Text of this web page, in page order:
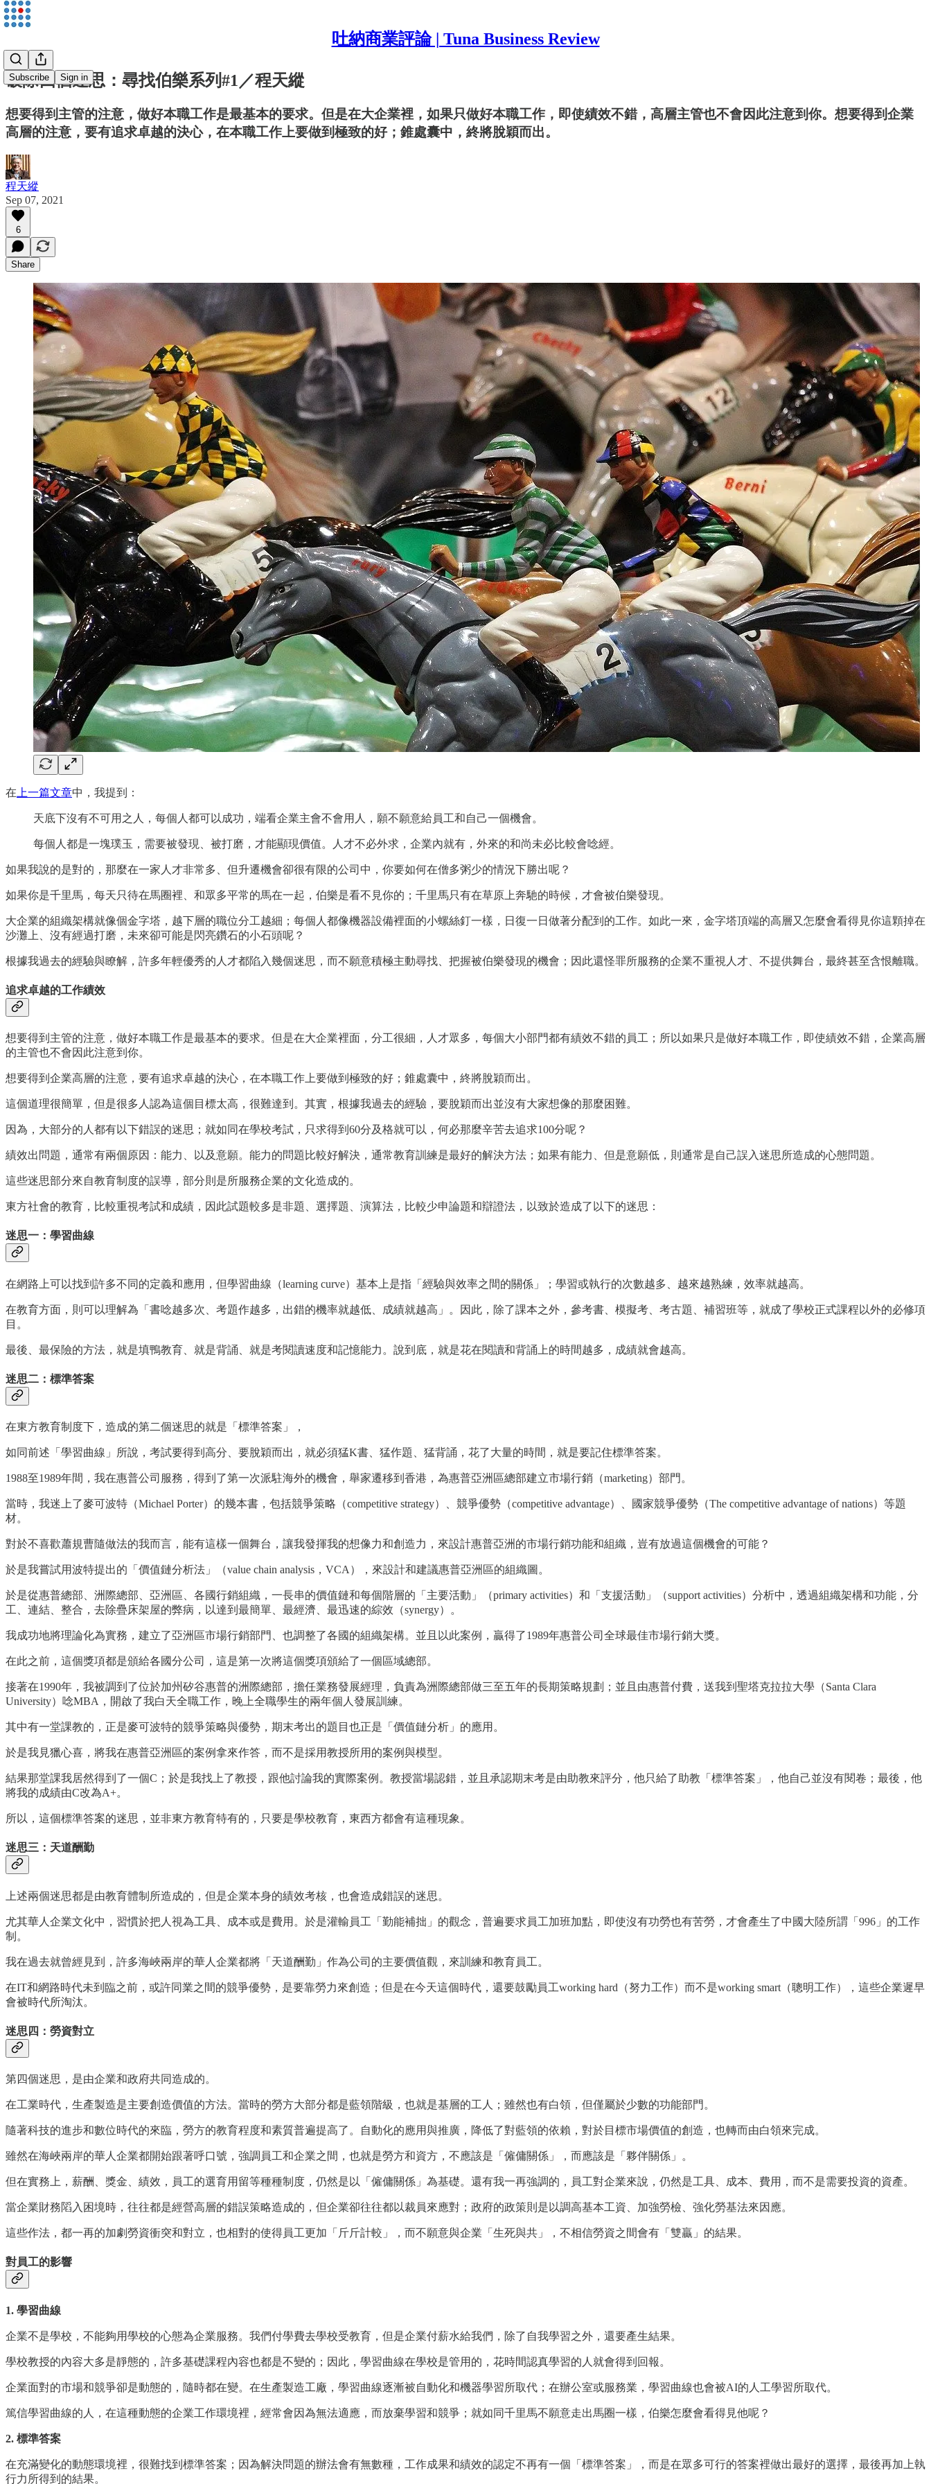
吐納商業評論 | Tuna Business Review
Subscribe Sign in
破除四個迷思：尋找伯樂系列#1／程天縱
想要得到主管的注意，做好本職工作是最基本的要求。但是在大企業裡，如果只做好本職工作，即使績效不錯，高層主管也不會因此注意到你。想要得到企業
高層的注意，要有追求卓越的決心，在本職工作上要做到極致的好；錐處囊中，終將脫穎而出。
程天縱
Sep 07, 2021
6
Share
在 上一篇文章中，我提到：
天底下沒有不可用之人，每個人都可以成功，端看企業主會不會用人，願不願意給員工和自己一個機會。
每個人都是一塊璞玉，需要被發現、被打磨，才能顯現價值。人才不必外求，企業內就有，外來的和尚未必比較會唸經。
如果我說的是對的，那麼在一家人才非常多、但升遷機會卻很有限的公司中，你要如何在僧多粥少的情況下勝出呢？
如果你是千里馬，每天只待在馬圈裡、和眾多平常的馬在一起，伯樂是看不見你的；千里馬只有在草原上奔馳的時候，才會被伯樂發現。
大企業的組織架構就像個金字塔，越下層的職位分工越細；每個人都像機器設備裡面的小螺絲釘一樣，日復一日做著分配到的工作。如此一來，金字塔頂端的高層又怎麼會看得見你這顆掉在
沙灘上、沒有經過打磨，未來卻可能是閃亮鑽石的小石頭呢？
根據我過去的經驗與瞭解，許多年輕優秀的人才都陷入幾個迷思，而不願意積極主動尋找、把握被伯樂發現的機會；因此還怪罪所服務的企業不重視人才、不提供舞台，最終甚至含恨離職。
追求卓越的工作績效
想要得到主管的注意，做好本職工作是最基本的要求。但是在大企業裡面，分工很細，人才眾多，每個大小部門都有績效不錯的員工；所以如果只是做好本職工作，即使績效不錯，企業高層
的主管也不會因此注意到你。
想要得到企業高層的注意，要有追求卓越的決心，在本職工作上要做到極致的好；錐處囊中，終將脫穎而出。
這個道理很簡單，但是很多人認為這個目標太高，很難達到。其實，根據我過去的經驗，要脫穎而出並沒有大家想像的那麼困難。
因為，大部分的人都有以下錯誤的迷思；就如同在學校考試，只求得到60分及格就可以，何必那麼辛苦去追求100分呢？
績效出問題，通常有兩個原因：能力、以及意願。能力的問題比較好解決，通常教育訓練是最好的解決方法；如果有能力、但是意願低，則通常是自己誤入迷思所造成的心態問題。
這些迷思部分來自教育制度的誤導，部分則是所服務企業的文化造成的。
東方社會的教育，比較重視考試和成績，因此試題較多是非題、選擇題、演算法，比較少申論題和辯證法，以致於造成了以下的迷思：
迷思一：學習曲線
在網路上可以找到許多不同的定義和應用，但學習曲線（learning curve）基本上是指「經驗與效率之間的關係」；學習或執行的次數越多、越來越熟練，效率就越高。
在教育方面，則可以理解為「書唸越多次、考題作越多，出錯的機率就越低、成績就越高」。因此，除了課本之外，參考書、模擬考、考古題、補習班等，就成了學校正式課程以外的必修項
目。
最後、最保險的方法，就是填鴨教育、就是背誦、就是考閱讀速度和記憶能力。說到底，就是花在閱讀和背誦上的時間越多，成績就會越高。
迷思二：標準答案
在東方教育制度下，造成的第二個迷思的就是「標準答案」，
如同前述「學習曲線」所說，考試要得到高分、要脫穎而出，就必須猛K書、猛作題、猛背誦，花了大量的時間，就是要記住標準答案。
1988至1989年間，我在惠普公司服務，得到了第一次派駐海外的機會，舉家遷移到香港，為惠普亞洲區總部建立市場行銷（marketing）部門。
當時，我迷上了麥可波特（Michael Porter）的幾本書，包括競爭策略（competitive strategy）、競爭優勢（competitive advantage）、國家競爭優勢（The competitive advantage of nations）等題
材。
對於不喜歡蕭規曹隨做法的我而言，能有這樣一個舞台，讓我發揮我的想像力和創造力，來設計惠普亞洲的市場行銷功能和組織，豈有放過這個機會的可能？
於是我嘗試用波特提出的「價值鏈分析法」（value chain analysis，VCA），來設計和建議惠普亞洲區的組織圖。
於是從惠普總部、洲際總部、亞洲區、各國行銷組織，一長串的價值鏈和每個階層的「主要活動」（primary activities）和「支援活動」（support activities）分析中，透過組織架構和功能，分
工、連結、整合，去除疊床架屋的弊病，以達到最簡單、最經濟、最迅速的綜效（synergy）。
我成功地將理論化為實務，建立了亞洲區市場行銷部門、也調整了各國的組織架構。並且以此案例，贏得了1989年惠普公司全球最佳市場行銷大獎。
在此之前，這個獎項都是頒給各國分公司，這是第一次將這個獎項頒給了一個區域總部。
接著在1990年，我被調到了位於加州矽谷惠普的洲際總部，擔任業務發展經理，負責為洲際總部做三至五年的長期策略規劃；並且由惠普付費，送我到聖塔克拉拉大學（Santa Clara
University）唸MBA，開啟了我白天全職工作，晚上全職學生的兩年個人發展訓練。
其中有一堂課教的，正是麥可波特的競爭策略與優勢，期末考出的題目也正是「價值鏈分析」的應用。
於是我見獵心喜，將我在惠普亞洲區的案例拿來作答，而不是採用教授所用的案例與模型。
結果那堂課我居然得到了一個C；於是我找上了教授，跟他討論我的實際案例。教授當場認錯，並且承認期末考是由助教來評分，他只給了助教「標準答案」，他自己並沒有閱卷；最後，他
將我的成績由C改為A+。
所以，這個標準答案的迷思，並非東方教育特有的，只要是學校教育，東西方都會有這種現象。
迷思三：天道酬勤
上述兩個迷思都是由教育體制所造成的，但是企業本身的績效考核，也會造成錯誤的迷思。
尤其華人企業文化中，習慣於把人視為工具、成本或是費用。於是灌輸員工「勤能補拙」的觀念，普遍要求員工加班加點，即使沒有功勞也有苦勞，才會產生了中國大陸所謂「996」的工作
制。
我在過去就曾經見到，許多海峽兩岸的華人企業都將「天道酬勤」作為公司的主要價值觀，來訓練和教育員工。
在IT和網路時代未到臨之前，或許同業之間的競爭優勢，是要靠勞力來創造；但是在今天這個時代，還要鼓勵員工working hard（努力工作）而不是working smart（聰明工作），這些企業遲早
會被時代所淘汰。
迷思四：勞資對立
第四個迷思，是由企業和政府共同造成的。
在工業時代，生產製造是主要創造價值的方法。當時的勞方大部分都是藍領階級，也就是基層的工人；雖然也有白領，但僅屬於少數的功能部門。
隨著科技的進步和數位時代的來臨，勞方的教育程度和素質普遍提高了。自動化的應用與推廣，降低了對藍領的依賴，對於目標市場價值的創造，也轉而由白領來完成。
雖然在海峽兩岸的華人企業都開始跟著呼口號，強調員工和企業之間，也就是勞方和資方，不應該是「僱傭關係」，而應該是「夥伴關係」。
但在實務上，薪酬、獎金、績效，員工的選育用留等種種制度，仍然是以「僱傭關係」為基礎。還有我一再強調的，員工對企業來說，仍然是工具、成本、費用，而不是需要投資的資產。
當企業財務䧟入困境時，往往都是經營高層的錯誤策略造成的，但企業卻往往都以裁員來應對；政府的政策則是以調高基本工資、加強勞檢、強化勞基法來因應。
這些作法，都一再的加劇勞資衝突和對立，也相對的使得員工更加「斤斤計較」，而不願意與企業「生死與共」，不相信勞資之間會有「雙贏」的結果。
對員工的影響
1. 學習曲線
企業不是學校，不能夠用學校的心態為企業服務。我們付學費去學校受教育，但是企業付薪水給我們，除了自我學習之外，還要產生結果。
學校教授的內容大多是靜態的，許多基礎課程內容也都是不變的；因此，學習曲線在學校是管用的，花時間認真學習的人就會得到回報。
企業面對的市場和競爭卻是動態的，隨時都在變。在生產製造工廠，學習曲線逐漸被自動化和機器學習所取代；在辦公室或服務業，學習曲線也會被AI的人工學習所取代。
篤信學習曲線的人，在這種動態的企業工作環境裡，經常會因為無法適應，而放棄學習和競爭；就如同千里馬不願意走出馬圈一樣，伯樂怎麼會看得見他呢？
2. 標準答案
在充滿變化的動態環境裡，很難找到標準答案；因為解決問題的辦法會有無數種，工作成果和績效的認定不再有一個「標準答案」，而是在眾多可行的答案裡做出最好的選擇，最後再加上執
行力所得到的結果。